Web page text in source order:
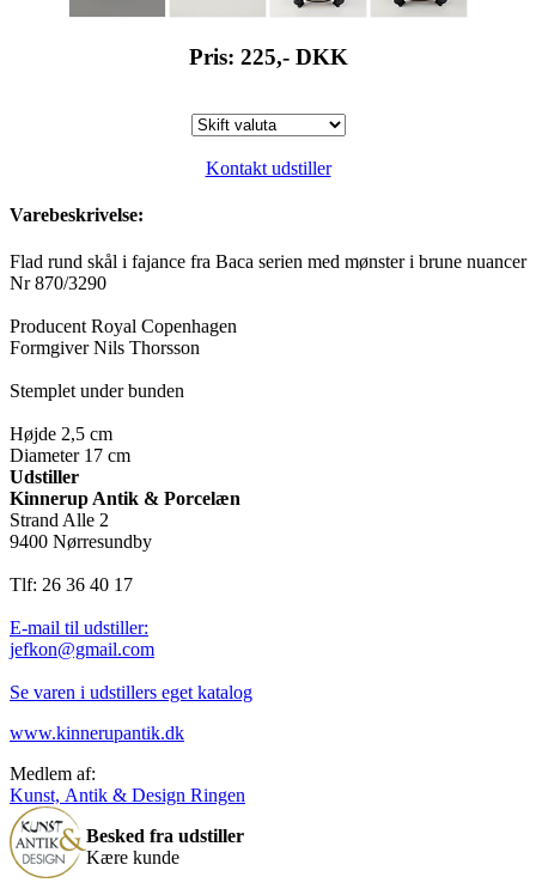
Pris: 225,- DKK
Kontakt udstiller
Varebeskrivelse:
Flad rund skål i fajance fra Baca serien med mønster i brune nuancer
Nr 870/3290
Producent Royal Copenhagen
Formgiver Nils Thorsson
Stemplet under bunden
Højde 2,5 cm
Diameter 17 cm
Udstiller
Kinnerup Antik & Porcelæn
Strand Alle 2
9400 Nørresundby
Tlf: 26 36 40 17
E-mail til udstiller:
jefkon@gmail.com
Se varen i udstillers eget katalog
www.kinnerupantik.dk
Medlem af:
Kunst, Antik & Design Ringen
Besked fra udstiller
Kære kunde